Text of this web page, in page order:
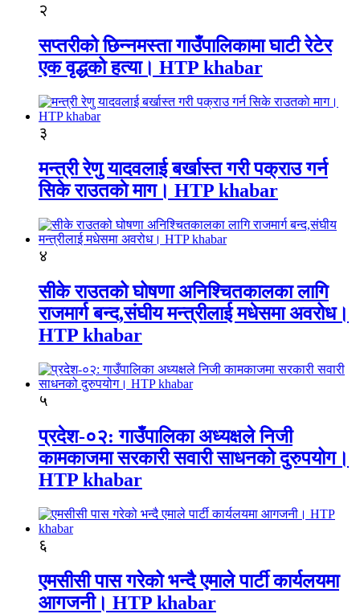
२
सप्तरीको छिन्नमस्ता गाउँपालिकामा घाटी रेटेर
एक वृद्धको हत्या। HTP khabar
३
मन्त्री रेणु यादवलाई बर्खास्त गरी पक्राउ गर्न
सिके राउतकाे माग। HTP khabar
४
सीके राउतको घोषणा अनिश्चितकालका लागि
राजमार्ग बन्द,संघीय मन्त्रीलाई मधेसमा अवरोध।
HTP khabar
५
प्रदेश-०२: गाउँपालिका अध्यक्षले निजी
कामकाजमा सरकारी सवारी साधनको दुरुपयोग।
HTP khabar
६
एमसीसी पास गरेको भन्दै एमाले पार्टी कार्यलयमा
आगजनी। HTP khabar